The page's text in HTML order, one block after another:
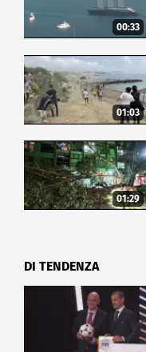
00:33
01:03
01:29
DI TENDENZA